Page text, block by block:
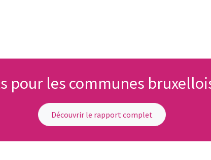
pour les communes
Découvrir le rapport complet